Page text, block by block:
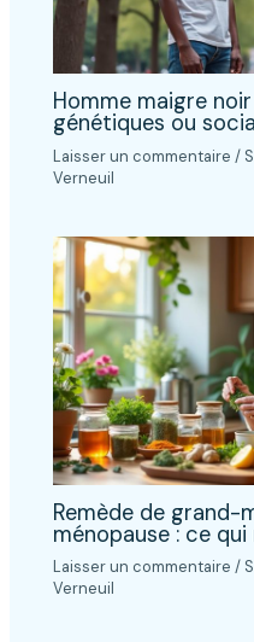
Homme maigre
génétiques ou
Laisser un commentaire /
Verneuil
Remède de grand-
ménopause : ce
Laisser un commentaire /
Verneuil